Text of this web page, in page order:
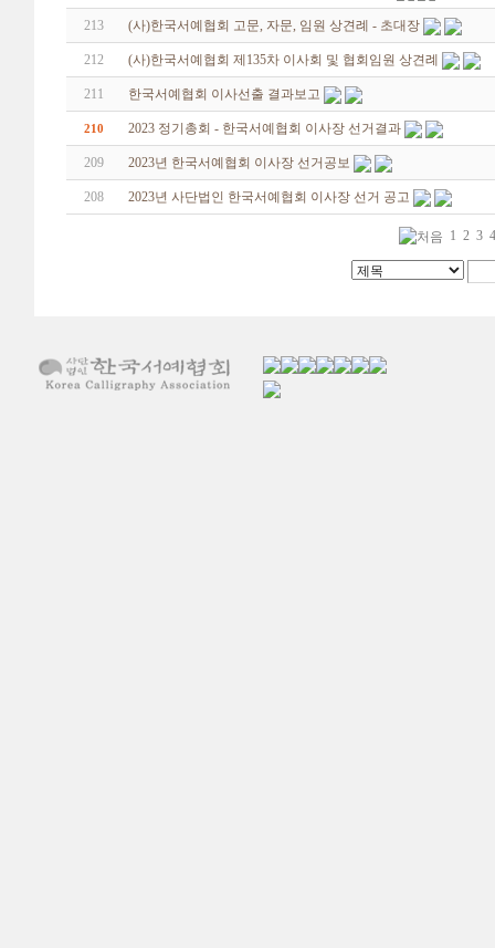
213 (사)한국서예협회 고문, 자문, 임원 상견례 - 초대장
212 (사)한국서예협회 제135차 이사회 및 협회임원 상견례
211 한국서예협회 이사선출 결과보고
210 2023 정기총회 - 한국서예협회 이사장 선거결과
209 2023년 한국서예협회 이사장 선거공보
208 2023년 사단법인 한국서예협회 이사장 선거 공고
1 2 3 4